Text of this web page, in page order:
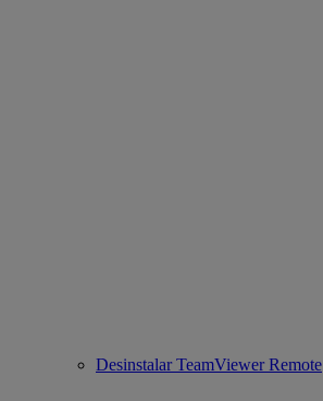
Desinstalar TeamViewer Remote